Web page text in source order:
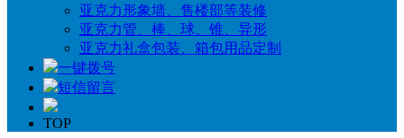
亚克力形象墙、售楼部等装修
亚克力管、棒、球、锥、异形
亚克力礼盒包装、箱包用品定制
一键拨号
短信留言
TOP